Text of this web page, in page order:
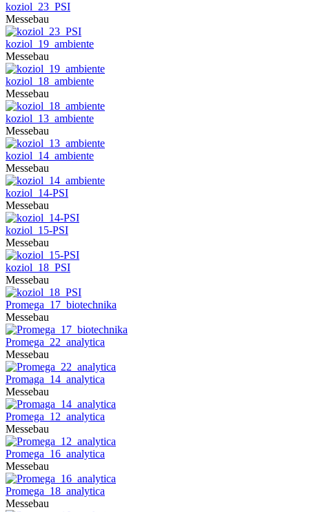
koziol_23_PSI
Messebau
koziol_19_ambiente
Messebau
koziol_18_ambiente
Messebau
koziol_13_ambiente
Messebau
koziol_14_ambiente
Messebau
koziol_14-PSI
Messebau
koziol_15-PSI
Messebau
koziol_18_PSI
Messebau
Promega_17_biotechnika
Messebau
Promega_22_analytica
Messebau
Promaga_14_analytica
Messebau
Promega_12_analytica
Messebau
Promega_16_analytica
Messebau
Promega_18_analytica
Messebau